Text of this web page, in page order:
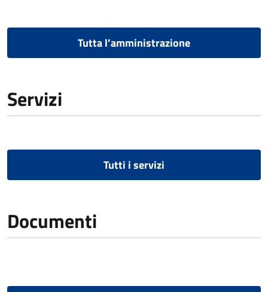
Tutta l’amministrazione
Servizi
Tutti i servizi
Documenti